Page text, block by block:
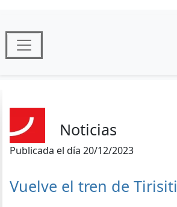
Noticias
Publicada el día 20/12/2023
Vuelve el tren de Tirisiti